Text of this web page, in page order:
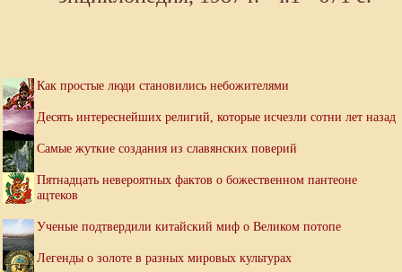
Как простые люди становились небожителями
Десять интереснейших религий, которые исчезли сотни лет назад
Самые жуткие создания из славянских поверий
Пятнадцать невероятных фактов о божественном пантеоне
ацтеков
Ученые подтвердили китайский миф о Великом потопе
Легенды о золоте в разных мировых культурах